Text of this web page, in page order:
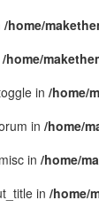
/home/
/home/
in /home/
in /home/
in /home/
in /home/